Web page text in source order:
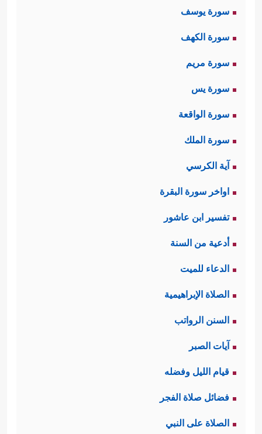
سورة يوسف
سورة الكهف
سورة مريم
سورة يس
سورة الواقعة
سورة الملك
آية الكرسي
اواخر سورة البقرة
تفسير ابن عاشور
أدعية من السنة
الدعاء للميت
الصلاة الإبراهيمية
السنن الرواتب
آيات الصبر
قيام الليل وفضله
فضائل صلاة الفجر
الصلاة على النبي